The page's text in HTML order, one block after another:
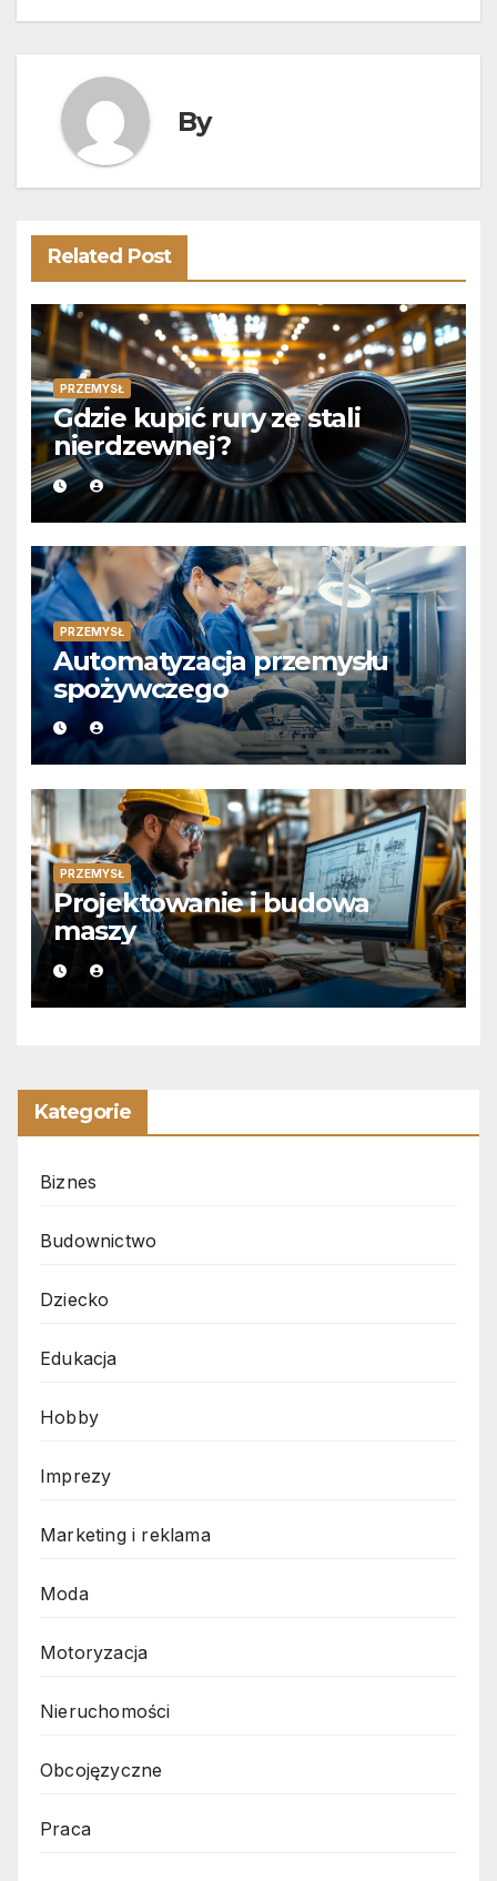
wpisu
By
Related Post
PRZEMYSŁ
Gdzie kupić rury ze stali
nierdzewnej?
PRZEMYSŁ
Automatyzacja przemysłu
spożywczego
PRZEMYSŁ
Projektowanie i budowa
maszy
Kategorie
Biznes
Budownictwo
Dziecko
Edukacja
Hobby
Imprezy
Marketing i reklama
Moda
Motoryzacja
Nieruchomości
Obcojęzyczne
Praca